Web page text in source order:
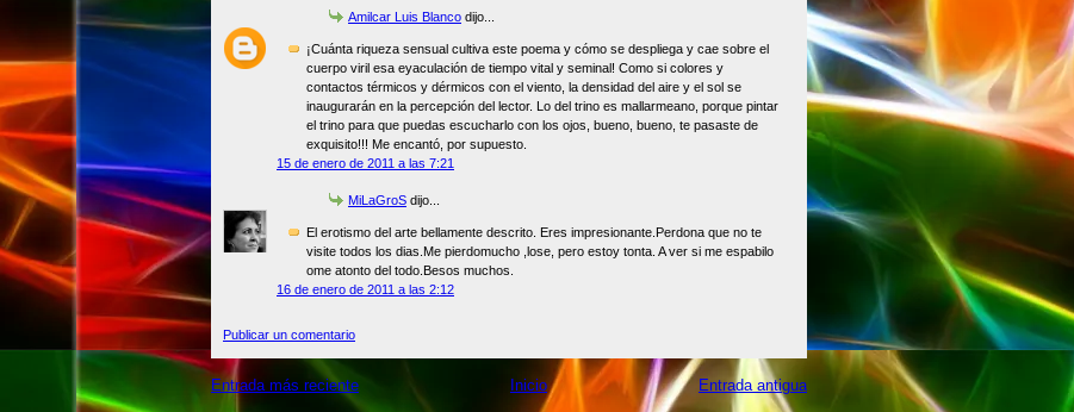
Amilcar Luis Blanco dijo...
¡Cuánta riqueza sensual cultiva este poema y cómo se despliega y cae sobre el
cuerpo viril esa eyaculación de tiempo vital y seminal! Como si colores y
contactos térmicos y dérmicos con el viento, la densidad del aire y el sol se
inaugurarán en la percepción del lector. Lo del trino es mallarmeano, porque pintar
el trino para que puedas escucharlo con los ojos, bueno, bueno, te pasaste de
exquisito!!! Me encantó, por supuesto.
15 de enero de 2011 a las 7:21
MiLaGroS dijo...
El erotismo del arte bellamente descrito. Eres impresionante.Perdona que no te
visite todos los dias.Me pierdomucho ,lose, pero estoy tonta. A ver si me espabilo
ome atonto del todo.Besos muchos.
16 de enero de 2011 a las 2:12
Publicar un comentario
Entrada más reciente Entrada antigua
Inicio